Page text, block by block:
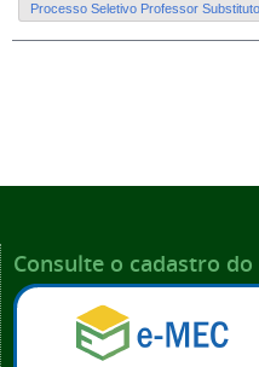
Processo Seletivo Professor Substituto
Consulte o cadastro do